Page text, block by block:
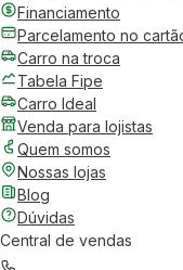
Financiamento
Parcelamento no
Carro na troca
Tabela Fipe
Carro Ideal
Venda para lojistas
Quem somos
Nossas lojas
Blog
Dúvidas
Central de vendas